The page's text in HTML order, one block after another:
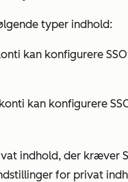
typer indhold:
kan konfigurere
konti kan konfigurere
indhold, der kræver
for privat